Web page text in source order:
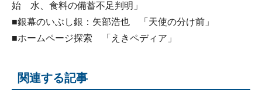
始 水、食料の備蓄不足判明」
■銀幕のいぶし銀：矢部浩也 「天使の分け前」
■ホームページ探索 「えきペディア」
関連する記事